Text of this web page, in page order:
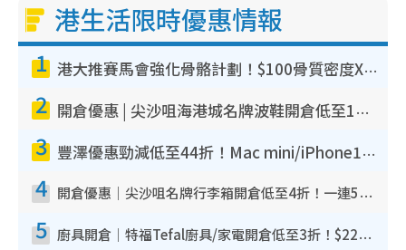
港生活限時優惠情報
1 港大推賽馬會強化骨骼計劃！$100骨質密度X光檢查 完成免費運動訓練送超市禮券！附參加資格
2 開倉優惠 | 尖沙咀海港城名牌波鞋開倉低至1折！On鞋$899起／Joy&Peace鞋履$98起
3 豐澤優惠勁減低至44折！Mac mini/iPhone17Pro大減價！廚房家電$220起
4 開倉優惠｜尖沙咀名牌行李箱開倉低至4折！一連5日 American Tourister/ace./Hallmark $200起！
5 廚具開倉｜特福Tefal廚具/家電開倉低至3折！$220起買平底鍋/炒鑊/湯煲！電飯煲/吸塵機/燙斗$418起